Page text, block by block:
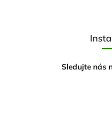
Sledujte nás